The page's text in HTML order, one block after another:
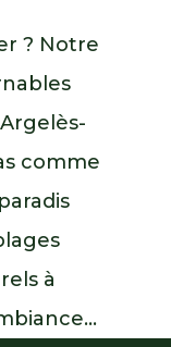
? Notre
comme
à